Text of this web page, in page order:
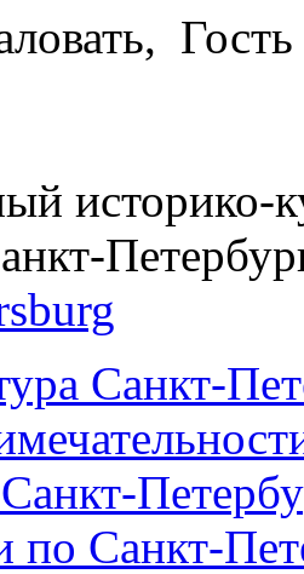
Гость
историко-
Санкт-
по Санкт-